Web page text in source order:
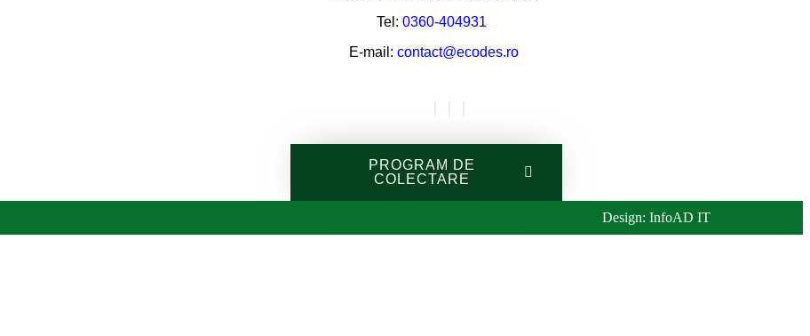
Tel: 0360-404931
E-mail: contact@ecodes.ro
PROGRAM DE
COLECTARE
Design: InfoAD IT